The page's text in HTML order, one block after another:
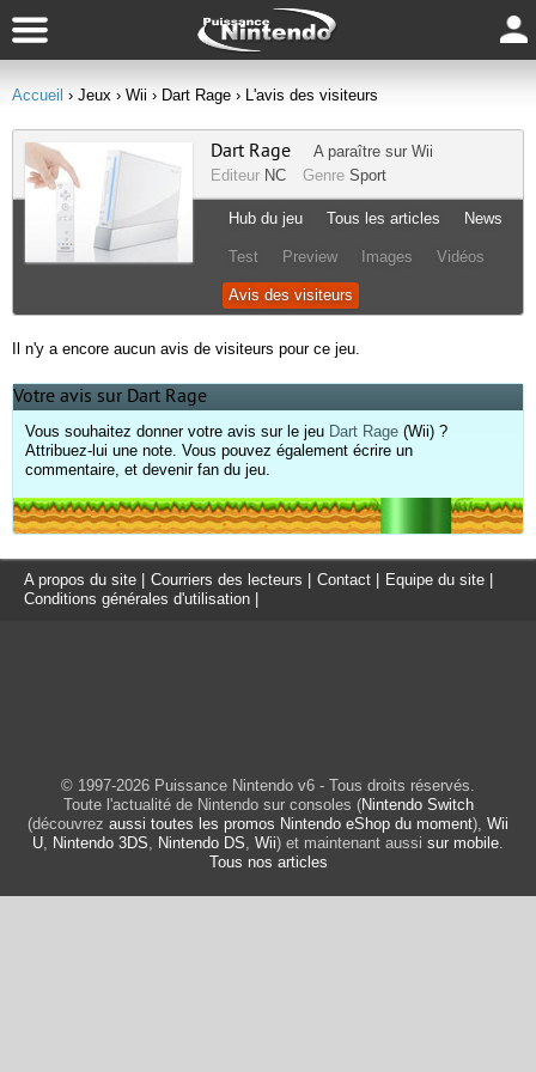
Accueil › Jeux › Wii › Dart Rage › L'avis des visiteurs
Dart Rage A paraître sur Wii
Editeur NC Genre Sport
Hub du jeu Tous les articles News
Test Preview Images Vidéos
Avis des visiteurs
Il n'y a encore aucun avis de visiteurs pour ce jeu.
Votre avis sur Dart Rage
Vous souhaitez donner votre avis sur le jeu Dart Rage (Wii) ?
Attribuez-lui une note. Vous pouvez également écrire un
commentaire, et devenir fan du jeu.
A propos du site Courriers des lecteurs Contact Equipe du site
Conditions générales d'utilisation
© 1997-2026 Puissance Nintendo v6 - Tous droits réservés.
Toute l'actualité de Nintendo sur consoles (Nintendo Switch
(découvrez aussi toutes les promos Nintendo eShop du moment), Wii
U, Nintendo 3DS, Nintendo DS, Wii) et maintenant aussi sur mobile.
Tous nos articles